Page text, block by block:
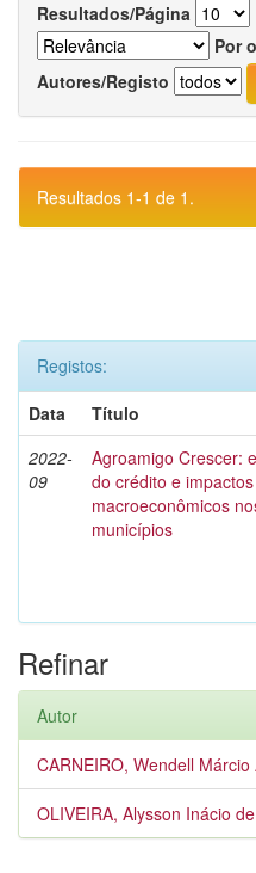
Resultados/Página
Por
Autores/Registo
Resultados 1-1 de 1.
Registos:
Data
Título
2022-
09
Agroamigo Crescer:
do crédito e impactos
macroeconômicos
municípios
Refinar
Autor
CARNEIRO, Wendell Márcio
OLIVEIRA, Alysson Inácio de